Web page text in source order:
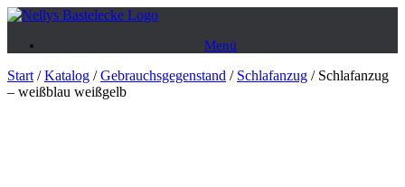
Zum
springen
Menü
Start /Katalog /Gebrauchsgegenstand / Schlafanzug / Schlafanzug
– weißblau weißgelb